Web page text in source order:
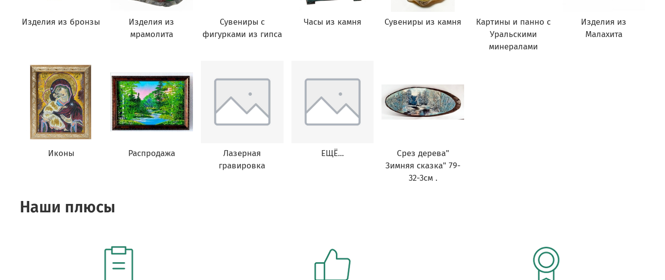
Изделия из бронзы
Изделия из
мрамолита
Сувениры с
фигурками из гипса
Часы из камня Сувениры из камня
Картины и панно с
Уральскими
минералами
Изделия из
Малахита
Иконы Распродажа
Лазерная
гравировка
ЕЩЁ...
Срез дерева"
Зимняя сказка" 79-
32-3см .
Наши плюсы